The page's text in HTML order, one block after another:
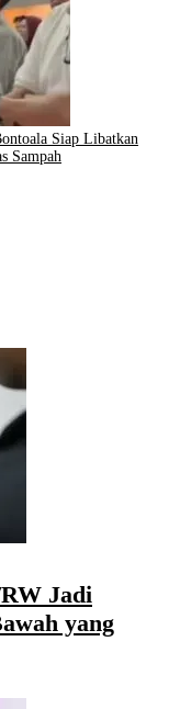
Siap Libatkan
Sampah
Jadi
yang